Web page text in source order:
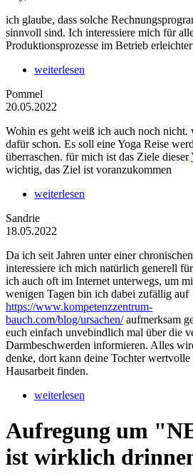
ich glaube, dass solche
sinnvoll sind. Ich interessiere mich für
Produktionsprozesse im Betrieb
weiterlesen
Pommel
20.05.2022
Wohin es geht weiß ich auch noch nicht.
dafür schon. Es soll eine Yoga Reise
überraschen. für mich ist das Ziele dieser
wichtig, das Ziel ist voranzukommen
weiterlesen
Sandrie
18.05.2022
Da ich seit Jahren unter einer
interessiere ich mich natürlich generell
ich auch oft im Internet unterwegs, um
wenigen Tagen bin ich dabei zufällig auf
https://www.kompetenzzentrum-
bauch.com/blog/ursachen/aufmerksam
euch einfach unvebindlich mal über die
Darmbeschwerden informieren. Alles
denke, dort kann deine Tochter
Hausarbeit finden.
weiterlesen
Aufregung um
ist wirklich